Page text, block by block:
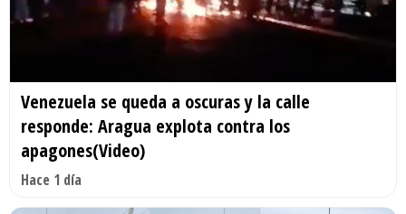
Venezuela se queda a oscuras y la calle
responde: Aragua explota contra los
apagones(Video)
Hace 1 día